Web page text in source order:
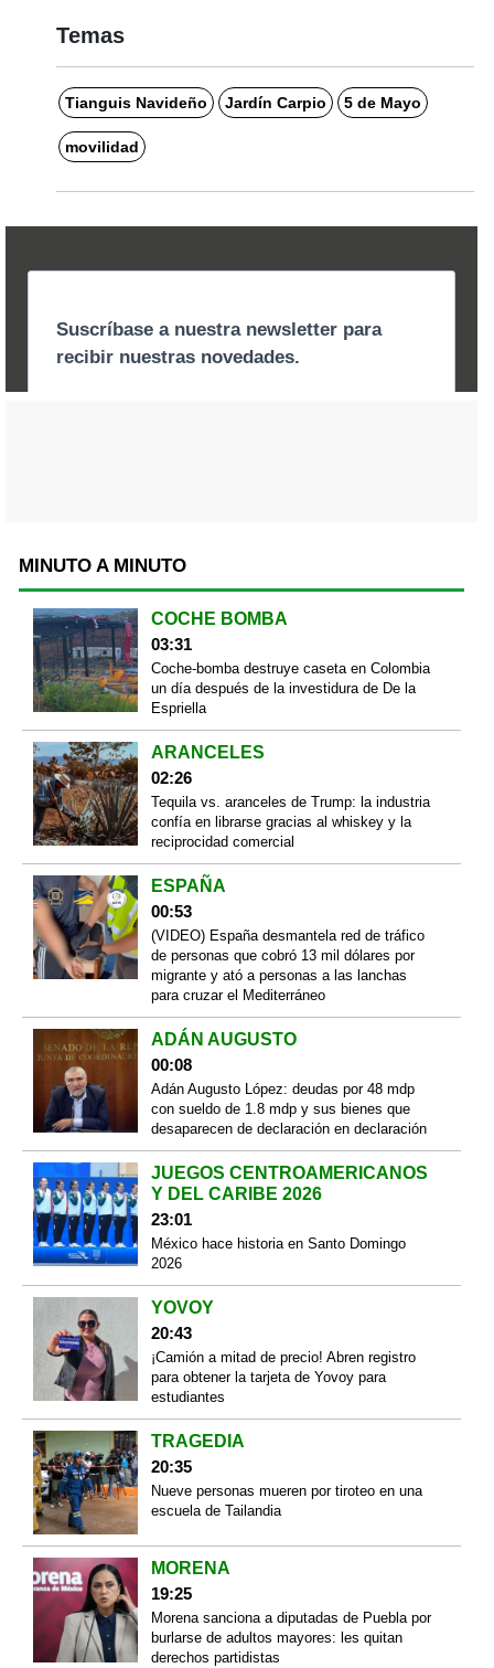
Temas
Tianguis Navideño Jardín Carpio 5 de Mayo
movilidad
MINUTO A MINUTO
COCHE BOMBA
03:31
Coche-bomba destruye caseta en Colombia
un día después de la investidura de De la
Espriella
ARANCELES
02:26
Tequila vs. aranceles de Trump: la industria
confía en librarse gracias al whiskey y la
reciprocidad comercial
ESPAÑA
00:53
(VIDEO) España desmantela red de tráfico
de personas que cobró 13 mil dólares por
migrante y ató a personas a las lanchas
para cruzar el Mediterráneo
ADÁN AUGUSTO
00:08
Adán Augusto López: deudas por 48 mdp
con sueldo de 1.8 mdp y sus bienes que
desaparecen de declaración en declaración
JUEGOS CENTROAMERICANOS
Y DEL CARIBE 2026
23:01
México hace historia en Santo Domingo
2026
YOVOY
20:43
¡Camión a mitad de precio! Abren registro
para obtener la tarjeta de Yovoy para
estudiantes
TRAGEDIA
20:35
Nueve personas mueren por tiroteo en una
escuela de Tailandia
MORENA
19:25
Morena sanciona a diputadas de Puebla por
burlarse de adultos mayores: les quitan
derechos partidistas